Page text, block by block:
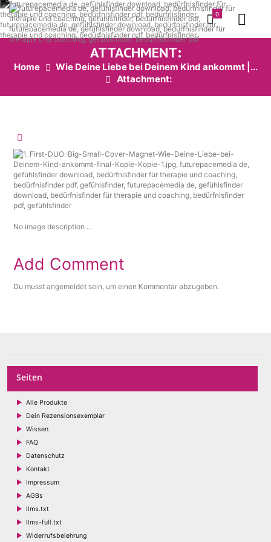
0
ATTACHMENT:
Home
Wie Deine Liebe bei Deinem Kind ankommt |...
Attachment:
No image description ...
Add Comment
Du musstangemeldet sein, um einen Kommentar abzugeben.
Seiten
Alle Produkte
Dein Rezensionsexemplar
Wissen
FAQ
Datenschutz
Kontakt
Impressum
AGBs
llms.txt
llms-full.txt
Widerrufsbelehrung